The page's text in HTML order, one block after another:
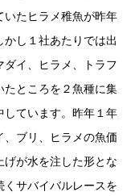
いたヒラメ稚魚が昨年
し１社あたりでは出
イ、ヒラメ、トラフ
たところを２魚種に集
ています。昨年１年
ブリ、ヒラメの魚価
が水を注した形とな
くサバイバルレースを